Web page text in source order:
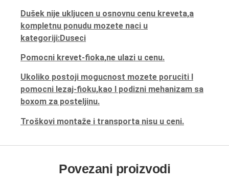
Dušek nije ukljucen u osnovnu cenu kreveta,a
kompletnu ponudu mozete naci u
kategoriji:Duseci
Pomocni krevet-fioka,ne ulazi u cenu.
Ukoliko postoji mogucnost mozete poruciti I
pomocni lezaj-fioku,kao I podizni mehanizam sa
boxom za posteljinu.
Troškovi montaže i transporta nisu u ceni.
Povezani proizvodi